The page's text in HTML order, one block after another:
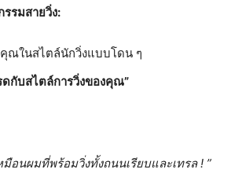
รมสายวิ่ง:
ณในสไตล์นักวิ่งแบบโดน ๆ
กับสไตล์การวิ่งของคุณ”
อนผมที่พร้อมวิ่งทั้งถนนเรียบและเทรล ! ”